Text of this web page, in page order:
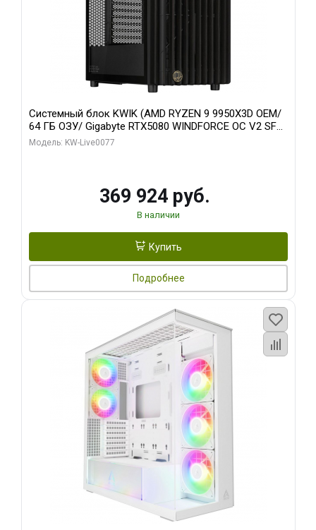
Системный блок KWIK (AMD RYZEN 9 9950X3D OEM/
64 ГБ ОЗУ/ Gigabyte RTX5080 WINDFORCE OC V2 SFF
16GB GDDR7 256b/ 960 ГБ SSD)
Модель: KW-Live0077
369 924 руб.
В наличии
Купить
Подробнее